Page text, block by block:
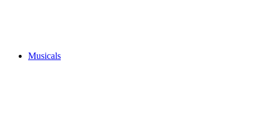
Musicals